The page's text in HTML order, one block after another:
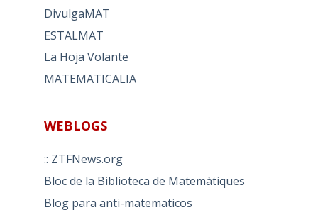
DivulgaMAT
ESTALMAT
La Hoja Volante
MATEMATICALIA
WEBLOGS
:: ZTFNews.org
Bloc de la Biblioteca de Matemàtiques
Blog para anti-matematicos